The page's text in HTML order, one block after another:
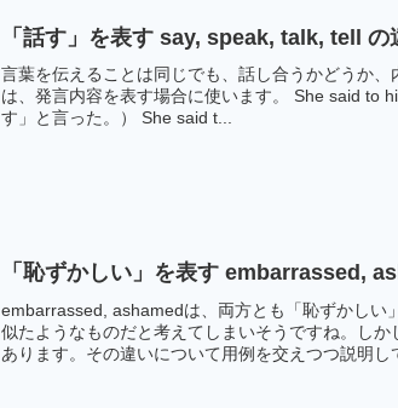
「話す」を表す say, speak, talk, tell の
言葉を伝えることは同じでも、話し合うかどうか
は、発言内容を表す場合に使います。 She said to
す」と言った。） She said t...
「恥ずかしい」を表す embarrassed,
embarrassed, ashamedは、両方とも「恥ずかしい
似たようなものだと考えてしまいそうですね。し
あります。その違いについて用例を交えつつ説明し